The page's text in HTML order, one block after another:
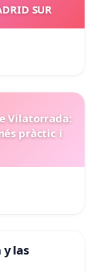
SUR
Vilatorrada:
pràctic i
y las